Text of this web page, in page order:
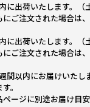
に出荷いたします。（
ご注文された場合は
に出荷いたします。（
ご注文された場合は
間以内にお届けいたし
。
ージに別途お届け目